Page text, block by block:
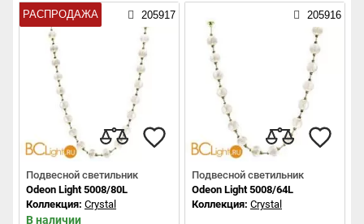
РАСПРОДАЖА 205917
Подвесной светильник
Odeon Light 5008/80L
Коллекция: Crystal
В наличии
205916
Подвесной светильник
Odeon Light 5008/64L
Коллекция: Crystal